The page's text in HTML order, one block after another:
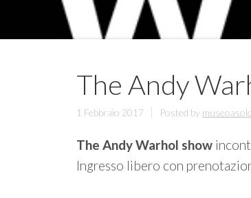
The Andy
1 Febbraio 2017 Posted by
The Andy Warhol show
Ingresso libero con